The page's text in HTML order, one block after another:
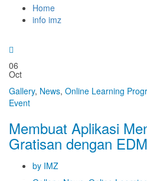
Home
info imz
06
Oct
Gallery, News, Online Learning
Event
Membuat Aplikasi
Gratisan dengan
by IMZ